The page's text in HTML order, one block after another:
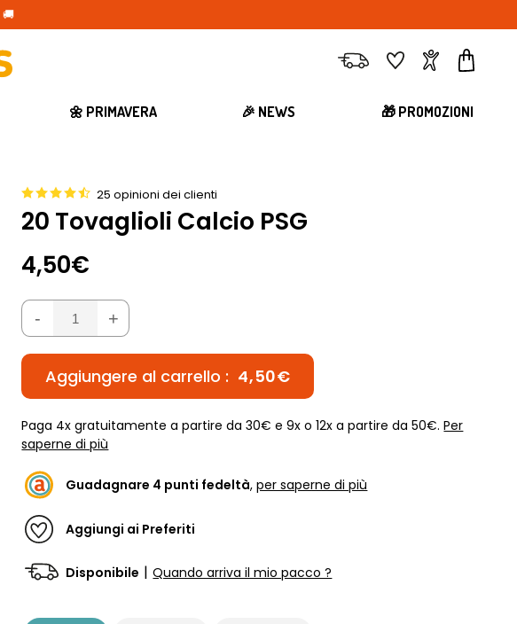
🚚
ConsegnaPreferitiAccount
🌼 PRIMAVERA 🎉 NEWS 🎁 PROMOZIONI
25 opinioni dei clienti
20 Tovaglioli Calcio PSG
4,50€
- +
Aggiungere al carrello : 4,50€
Paga 4x gratuitamente a partire da 30€ e 9x o 12x a partire da 50€.Per
saperne di più
Guadagnare 4 punti fedeltà,per saperne di più
Aggiungi ai Preferiti
Disponibile | Quando arriva il mio pacco ?